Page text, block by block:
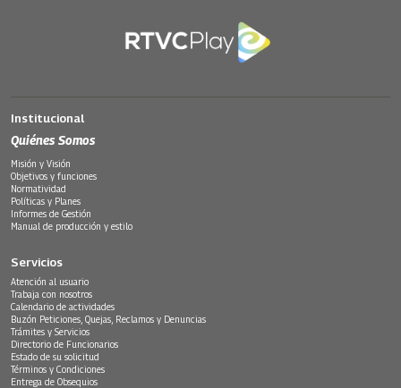
Institucional
Quiénes Somos
Misión y Visión
Objetivos y funciones
Normatividad
Políticas y Planes
Informes de Gestión
Manual de producción y estilo
Servicios
Atención al usuario
Trabaja con nosotros
Calendario de actividades
Buzón Peticiones, Quejas, Reclamos y Denuncias
Trámites y Servicios
Directorio de Funcionarios
Estado de su solicitud
Términos y Condiciones
Entrega de Obsequios